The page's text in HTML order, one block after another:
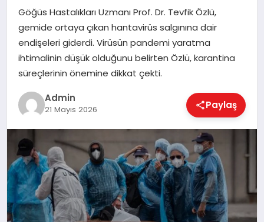
EĞITIM
EKONOMI
MAGAZIN
SAĞLIK
SPOR
Göğüs Hastalıkları Uzmanı Prof. Dr. Tevfik Özlü,
gemide ortaya çıkan hantavirüs salgınına dair
endişeleri giderdi. Virüsün pandemi yaratma
ihtimalinin düşük olduğunu belirten Özlü, karantina
süreçlerinin önemine dikkat çekti.
Admin
21 Mayıs 2026 Paylaş